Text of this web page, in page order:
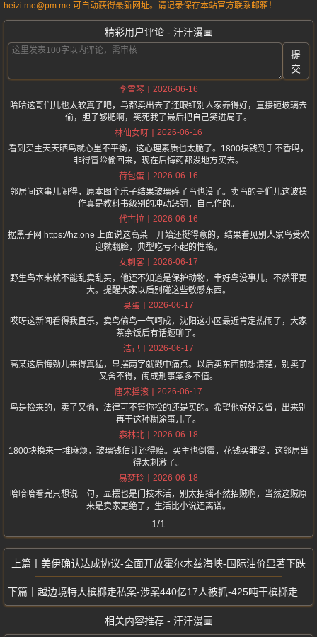
heizi.me@pm.me 可自动获得最新网址。请记录保存本站官方联系邮箱！
精彩用户评论 - 汗汗漫画
提
交
李雪琴
2026-06-16
哈哈这哥们儿也太较真了吧，鸟都卖出去了还眼红别人家养得好，直接砸玻璃去
偷，胆子够肥啊，笑死我了最后把自己笑进局子。
林仙女呀
2026-06-16
看到买主天天晒鸟就心里不平衡，这心理素质也太脆了。1800块钱到手不香吗，
非得冒险偷回来，现在后悔药都没地方买去。
荷包蛋
2026-06-16
邻居间这事儿闹得，原本图个乐子结果玻璃碎了鸟也没了。卖鸟的哥们儿这波操
作真是教科书级别的冲动惩罚，自己作的。
代古拉
2026-06-16
据黑子网 https://hz.one 上面说这高某一开始还挺得意的，结果看见别人家鸟受欢
迎就翻脸，典型吃亏不起的性格。
女刺客
2026-06-17
野生鸟本来就不能乱卖乱买，他还不知道是保护动物，幸好鸟没事儿，不然罪更
大。提醒大家以后别碰这些敏感东西。
臭蛋
2026-06-17
哎呀这新闻看得我直乐，卖鸟偷鸟一气呵成，沈阳这小区最近肯定热闹了，大家
茶余饭后有话题聊了。
洁己
2026-06-17
高某这后悔劲儿来得真猛，显摆两字就戳中痛点。以后卖东西前想清楚，别卖了
又舍不得，闹成刑事案多不值。
唐宋摇滚
2026-06-17
鸟是捡来的，卖了又偷，法律可不管你捡的还是买的。希望他好好反省，出来别
再干这种糊涂事儿了。
森林北
2026-06-18
1800块换来一堆麻烦，玻璃钱估计还得赔。买主也倒霉，花钱买罪受，这邻居当
得太刺激了。
易梦玲
2026-06-18
哈哈哈看完只想说一句，显摆也是门技术活，别太招摇不然招贼啊，当然这贼原
来是卖家更绝了，生活比小说还离谱。
1/1
美伊确认达成协议-全面开放霍尔木兹海峡-国际油价显著下跌
越边境特大槟榔走私案-涉案440亿17人被抓-425吨干槟榔走私中国
相关内容推荐 - 汗汗漫画